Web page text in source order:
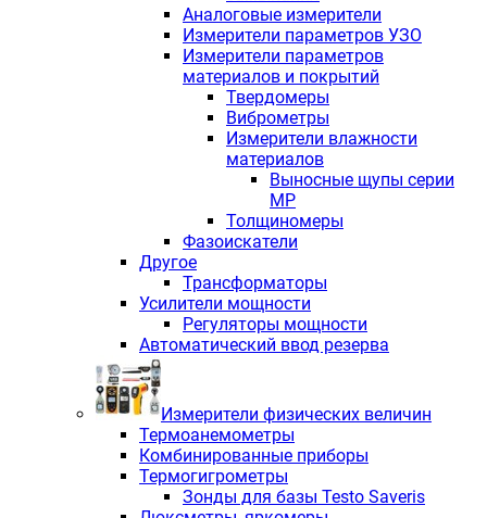
Аналоговые измерители
Измерители параметров УЗО
Измерители параметров
материалов и покрытий
Твердомеры
Виброметры
Измерители влажности
материалов
Выносные щупы серии
МР
Толщиномеры
Фазоискатели
Другое
Трансформаторы
Усилители мощности
Регуляторы мощности
Автоматический ввод резерва
Измерители физических величин
Термоанемометры
Комбинированные приборы
Термогигрометры
Зонды для базы Testo Saveris